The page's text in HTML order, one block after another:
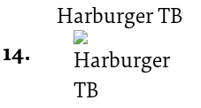
14.
Harburger TB